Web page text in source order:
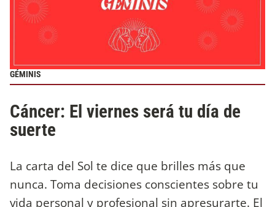
GÉMINIS
Cáncer: El viernes será tu día de
suerte
La carta del Sol te dice que brilles más que
nunca. Toma decisiones conscientes sobre tu
vida personal y profesional sin apresurarte. El